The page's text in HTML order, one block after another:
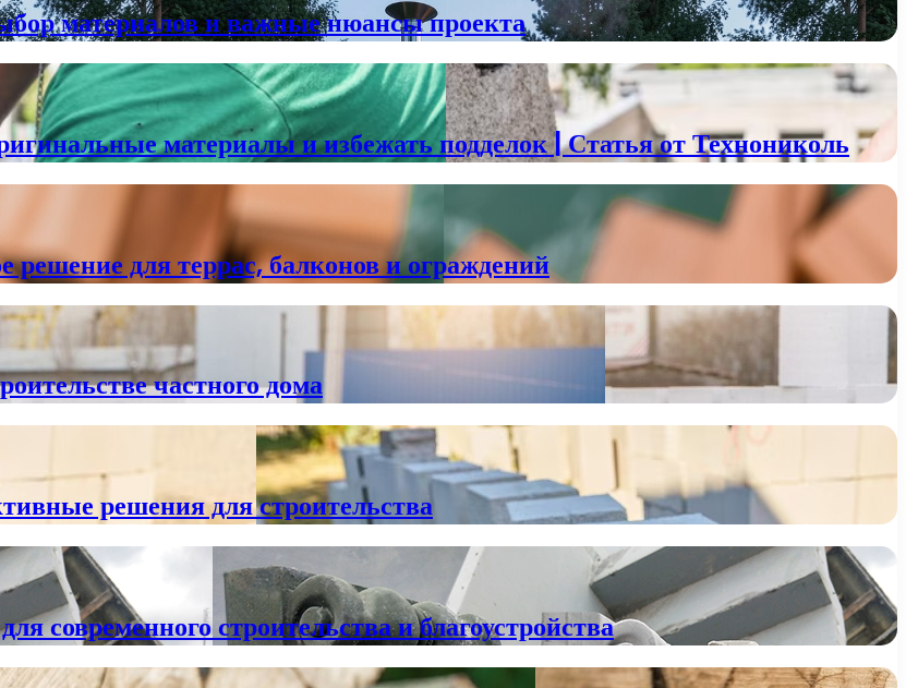
материалов и важные нюансы проекта
материалы и избежать подделок | Статья от Технониколь
для террас, балконов и ограждений
частного дома
решения для строительства
современного строительства и благоустройства